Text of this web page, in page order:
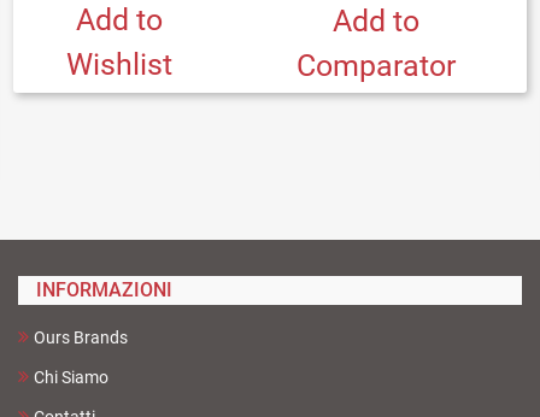
Add to
Wishlist
Add to
Comparator
INFORMAZIONI
Ours Brands
Chi Siamo